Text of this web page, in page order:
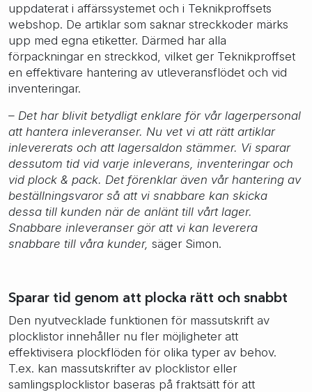
uppdaterat i affärssystemet och i Teknikproffsets
webshop. De artiklar som saknar streckkoder märks
upp med egna etiketter. Därmed har alla
förpackningar en streckkod, vilket ger Teknikproffset
en effektivare hantering av utleveransflödet och vid
inventeringar.
– Det har blivit betydligt enklare för vår lagerpersonal
att hantera inleveranser. Nu vet vi att rätt artiklar
inlevererats och att lagersaldon stämmer. Vi sparar
dessutom tid vid varje inleverans, inventeringar och
vid plock & pack. Det förenklar även vår hantering av
beställningsvaror så att vi snabbare kan skicka
dessa till kunden när de anlänt till vårt lager.
Snabbare inleveranser gör att vi kan leverera
snabbare till våra kunder, säger Simon.
Sparar tid genom att plocka rätt och snabbt
Den nyutvecklade funktionen för massutskrift av
plocklistor innehåller nu fler möjligheter att
effektivisera plockflöden för olika typer av behov.
T.ex. kan massutskrifter av plocklistor eller
samlingsplocklistor baseras på fraktsätt för att